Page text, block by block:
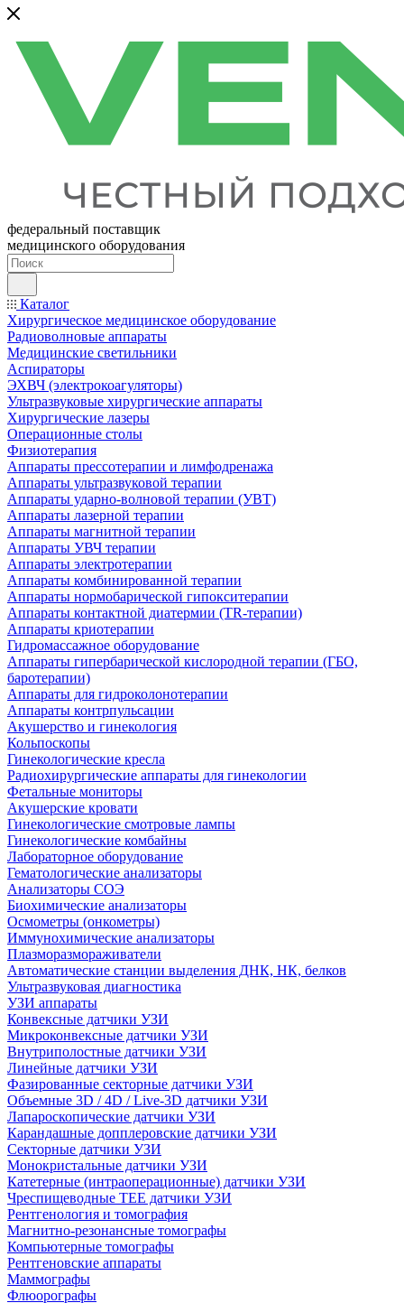
федеральный поставщик
медицинского оборудования
Каталог
Хирургическое медицинское оборудование
Радиоволновые аппараты
Медицинские светильники
Аспираторы
ЭХВЧ (электрокоагуляторы)
Ультразвуковые хирургические аппараты
Хирургические лазеры
Операционные столы
Физиотерапия
Аппараты прессотерапии и лимфодренажа
Аппараты ультразвуковой терапии
Аппараты ударно-волновой терапии (УВТ)
Аппараты лазерной терапии
Аппараты магнитной терапии
Аппараты УВЧ терапии
Аппараты электротерапии
Аппараты комбинированной терапии
Аппараты нормобарической гипокситерапии
Аппараты контактной диатермии (TR-терапии)
Аппараты криотерапии
Гидромассажное оборудование
Аппараты гипербарической кислородной терапии (ГБО,
баротерапии)
Аппараты для гидроколонотерапии
Аппараты контрпульсации
Акушерство и гинекология
Кольпоскопы
Гинекологические кресла
Радиохирургические аппараты для гинекологии
Фетальные мониторы
Акушерские кровати
Гинекологические смотровые лампы
Гинекологические комбайны
Лабораторное оборудование
Гематологические анализаторы
Анализаторы СОЭ
Биохимические анализаторы
Осмометры (онкометры)
Иммунохимические анализаторы
Плазморазмораживатели
Автоматические станции выделения ДНК, НК, белков
Ультразвуковая диагностика
УЗИ аппараты
Конвексные датчики УЗИ
Микроконвексные датчики УЗИ
Внутриполостные датчики УЗИ
Линейные датчики УЗИ
Фазированные секторные датчики УЗИ
Объемные 3D / 4D / Live-3D датчики УЗИ
Лапароскопические датчики УЗИ
Карандашные допплеровские датчики УЗИ
Секторные датчики УЗИ
Монокристальные датчики УЗИ
Катетерные (интраоперационные) датчики УЗИ
Чреспищеводные TEE датчики УЗИ
Рентгенология и томография
Магнитно-резонансные томографы
Компьютерные томографы
Рентгеновские аппараты
Маммографы
Флюорографы